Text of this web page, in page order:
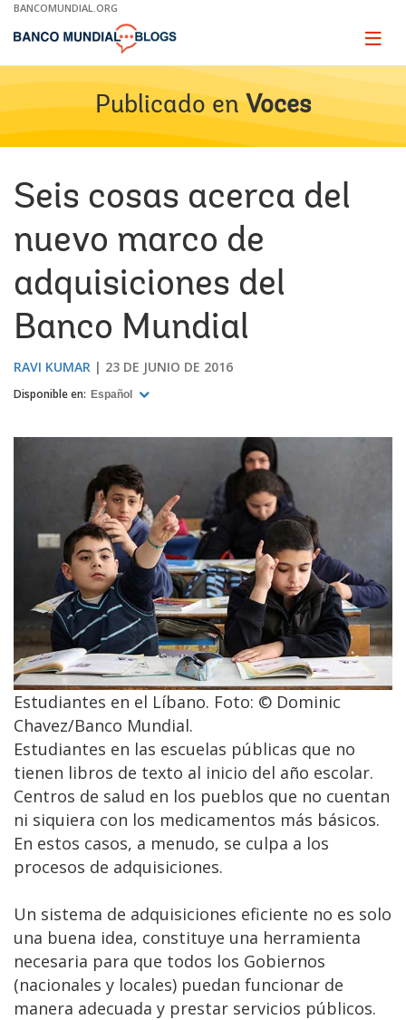
Skip
Main
BANCOMUNDIAL.ORG
Page
Publicado en Voces
Seis cosas acerca del
nuevo marco de
adquisiciones del
Banco Mundial
RAVI KUMAR 23 DE JUNIO DE 2016
Disponible en: Español
Estudiantes en el Líbano. Foto: © Dominic
Chavez/Banco Mundial.
Estudiantes en las escuelas públicas que no
tienen libros de texto al inicio del año escolar.
Centros de salud en los pueblos que no cuentan
ni siquiera con los medicamentos más básicos.
En estos casos, a menudo, se culpa a los
procesos de adquisiciones.
Un sistema de adquisiciones eficiente no es solo
una buena idea, constituye una herramienta
necesaria para que todos los Gobiernos
(nacionales y locales) puedan funcionar de
manera adecuada y prestar servicios públicos.